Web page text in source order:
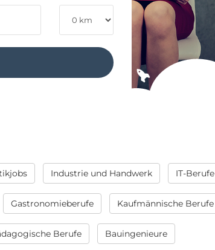
Industrie und Handwerk IT-Berufe
Gastronomieberufe Kaufmännische Berufe
Berufe Bauingenieure